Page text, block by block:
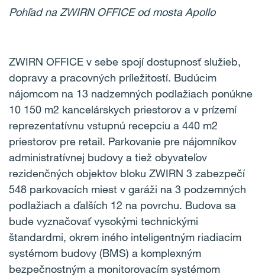
Pohľad na ZWIRN OFFICE od mosta Apollo
ZWIRN OFFICE v sebe spojí dostupnosť služieb,
dopravy a pracovných príležitostí. Budúcim
nájomcom na 13 nadzemných podlažiach ponúkne
10 150 m2 kancelárskych priestorov a v prízemí
reprezentatívnu vstupnú recepciu a 440 m2
priestorov pre retail. Parkovanie pre nájomníkov
administratívnej budovy a tiež obyvateľov
rezidenčných objektov bloku ZWIRN 3 zabezpečí
548 parkovacích miest v garáži na 3 podzemných
podlažiach a ďalších 12 na povrchu. Budova sa
bude vyznačovať vysokými technickými
štandardmi, okrem iného inteligentným riadiacim
systémom budovy (BMS) a komplexným
bezpečnostným a monitorovacím systémom